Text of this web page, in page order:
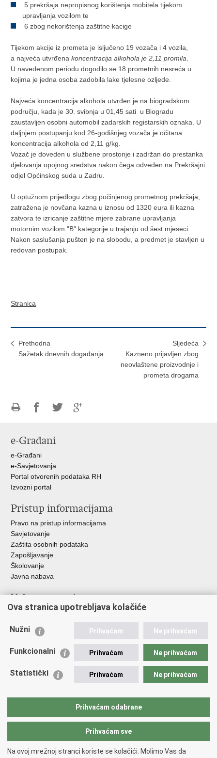
5 prekršaja nepropisnog korištenja mobitela tijekom
upravljanja vozilom te
6 zbog nekorištenja zaštitne kacige
Tijekom akcije iz prometa je isljučeno 19 vozača i 4 vozila,
a najveća utvrđenakoncentracija alkohola je 2,11 promila
U navedenom periodu dogodilo se 18 prometnih nesreća u
kojima je jedna osoba zadobila lake tjelesne ozljede.
Najveća koncentracija alkohola utvrđen je na biogradskom
području, kada je 30. svibnja u 01,45 sati u Biogradu
zaustavljen osobni automobil zadarskih registarskih oznaka. U
daljnjem postupanju kod 26-godišnjeg vozača je očitana
koncentracija alkohola od 2,11 g/kg.
Vozač je doveden u službene prostorije i zadržan do prestanka
djelovanja opojnog sredstva nakon čega odveden na Prekršajni
odjel Općinskog suda u Zadru.
U optužnom prijedlogu zbog počinjenog prometnog prekršaja,
zatražena je novčana kazna u iznosu od 1320 eura ili kazna
zatvora te izricanje zaštitne mjere zabrane upravljanja
motornim vozilom "B" kategorije u trajanju od šest mjeseci.
Nakon saslušanja pušten je na slobodu, a predmet je stavljen u
redovan postupak.
Stranica
Prethodna
Sažetak dnevnih događanja
Sljedeća
Kazneno prijavljen zbog
neovlaštene proizvodnje i
prometa drogama
FacebookuTwitteru
e-Građani
e-Građani
e-Savjetovanja
Portal otvorenih podataka RH
Izvozni portal
Pristup informacijama
Pravo na pristup informacijama
Savjetovanje
Zaštita osobnih podataka
Zapošljavanje
Školovanje
Javna nabava
Važne poveznice
Ministarstvo unutarnjih poslova
Udruge
Policijska akademija
Zaklada policijske solidarnosti
Vučetić"
Ova stranica upotrebljava kolačiće
Nužni Prihvaćam Ne prihvaćam
Funkcionalni Prihvaćam Ne prihvaćam
Statistički Prihvaćam Ne prihvaćam
Prihvaćam odabrane
Prihvaćam sve
Na ovoj mrežnoj stranci koriste se kolačići. Molimo Vas da